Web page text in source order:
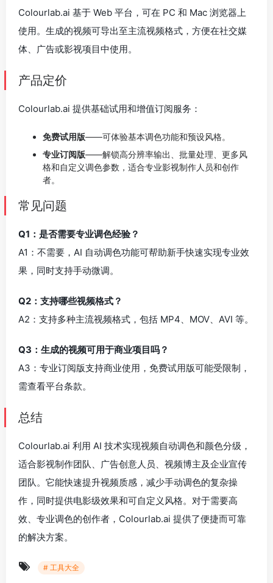
Colourlab.ai 基于 Web 平台，可在 PC 和 Mac 浏览器上
使用。生成的视频可导出至主流视频格式，方便在社交媒
体、广告或影视项目中使用。
产品定价
Colourlab.ai 提供基础试用和增值订阅服务：
免费试用版——可体验基本调色功能和预设风格。
专业订阅版——解锁高分辨率输出、批量处理、更多风
格和自定义调色参数，适合专业影视制作人员和创作
者。
常见问题
Q1：是否需要专业调色经验？
A1：不需要，AI 自动调色功能可帮助新手快速实现专业效
果，同时支持手动微调。
Q2：支持哪些视频格式？
A2：支持多种主流视频格式，包括 MP4、MOV、AVI 等。
Q3：生成的视频可用于商业项目吗？
A3：专业订阅版支持商业使用，免费试用版可能受限制，
需查看平台条款。
总结
Colourlab.ai 利用 AI 技术实现视频自动调色和颜色分级，
适合影视制作团队、广告创意人员、视频博主及企业宣传
团队。它能快速提升视频质感，减少手动调色的复杂操
作，同时提供电影级效果和可自定义风格。对于需要高
效、专业调色的创作者，Colourlab.ai 提供了便捷而可靠
的解决方案。
# 工具大全